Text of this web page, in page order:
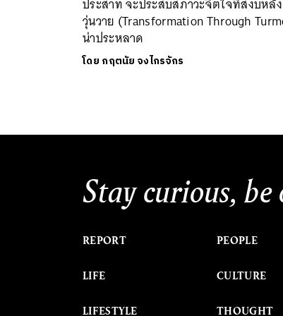
วุ่นวาย (Transformation Through
น่าประหลาด
โดย กฤตนัย จงไกรจักร
Stay curious, be
REPORT
LIFE
LIFESTYLE
PEOPLE
CULTURE
THOUGHT